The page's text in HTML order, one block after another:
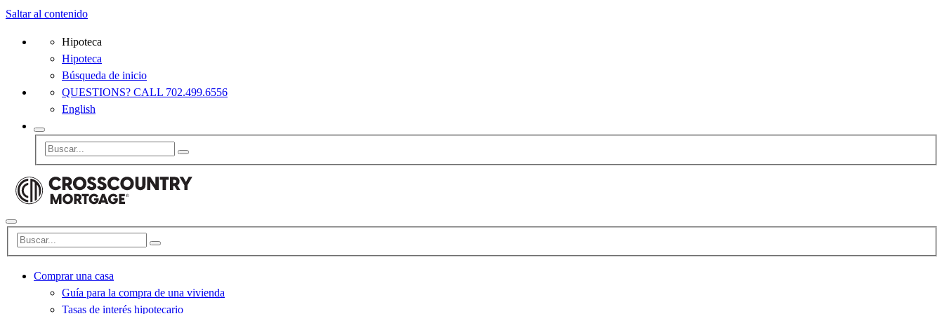
Saltar al contenido
Hipoteca
Hipoteca
Búsqueda de inicio
QUESTIONS? CALL 702.499.6556
English
Comprar una casa
Guía para la compra de una vivienda
Tasas de interés hipotecario